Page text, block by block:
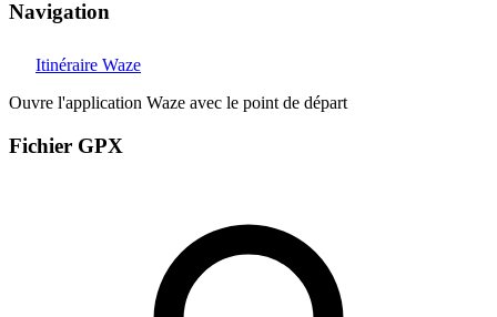
Navigation
Itinéraire Waze
Ouvre l'application Waze avec le point de départ
Fichier GPX